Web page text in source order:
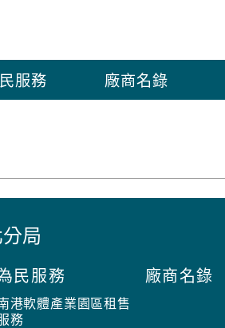
服務 廠商名錄
局
民服務
港軟體產業園區租售
務
廠商名錄